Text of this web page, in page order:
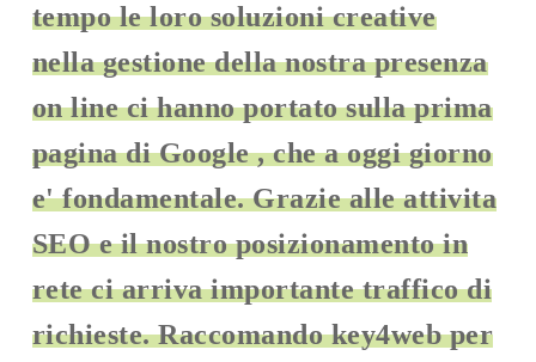
tempo le loro soluzioni creative
nella gestione della nostra presenza
on line ci hanno portato sulla prima
pagina di Google , che a oggi giorno
e' fondamentale. Grazie alle attivita
SEO e il nostro posizionamento in
rete ci arriva importante traffico di
richieste. Raccomando key4web per